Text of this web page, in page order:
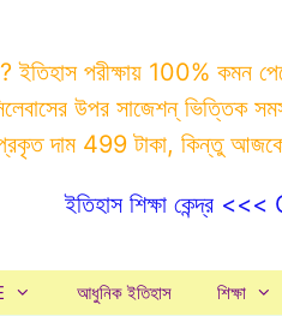
ইতিহাস পরীক্ষায় 100% কমন
সিলেবাসের উপর সাজেশন্
দাম 499 টাকা, কিন্তু
ইতিহাস শিক্ষা কেন্দ্র
আধুনিক ইতিহাস শিক্ষা